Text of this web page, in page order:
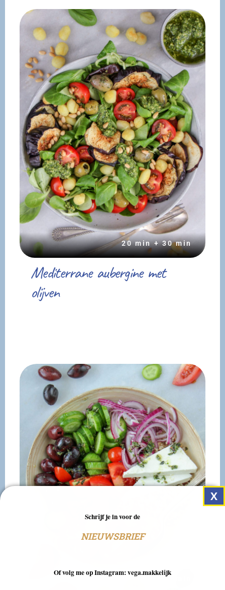
Mediterrane aubergine met
olijven
20 min + 30 min
20 min
Schrijf je in voor de
NIEUWSBRIEF
Of volg me op Instagram: vega.makkelijk